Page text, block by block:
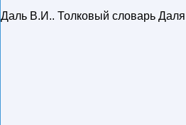
Даль В.И.. Толковый словарь Даля